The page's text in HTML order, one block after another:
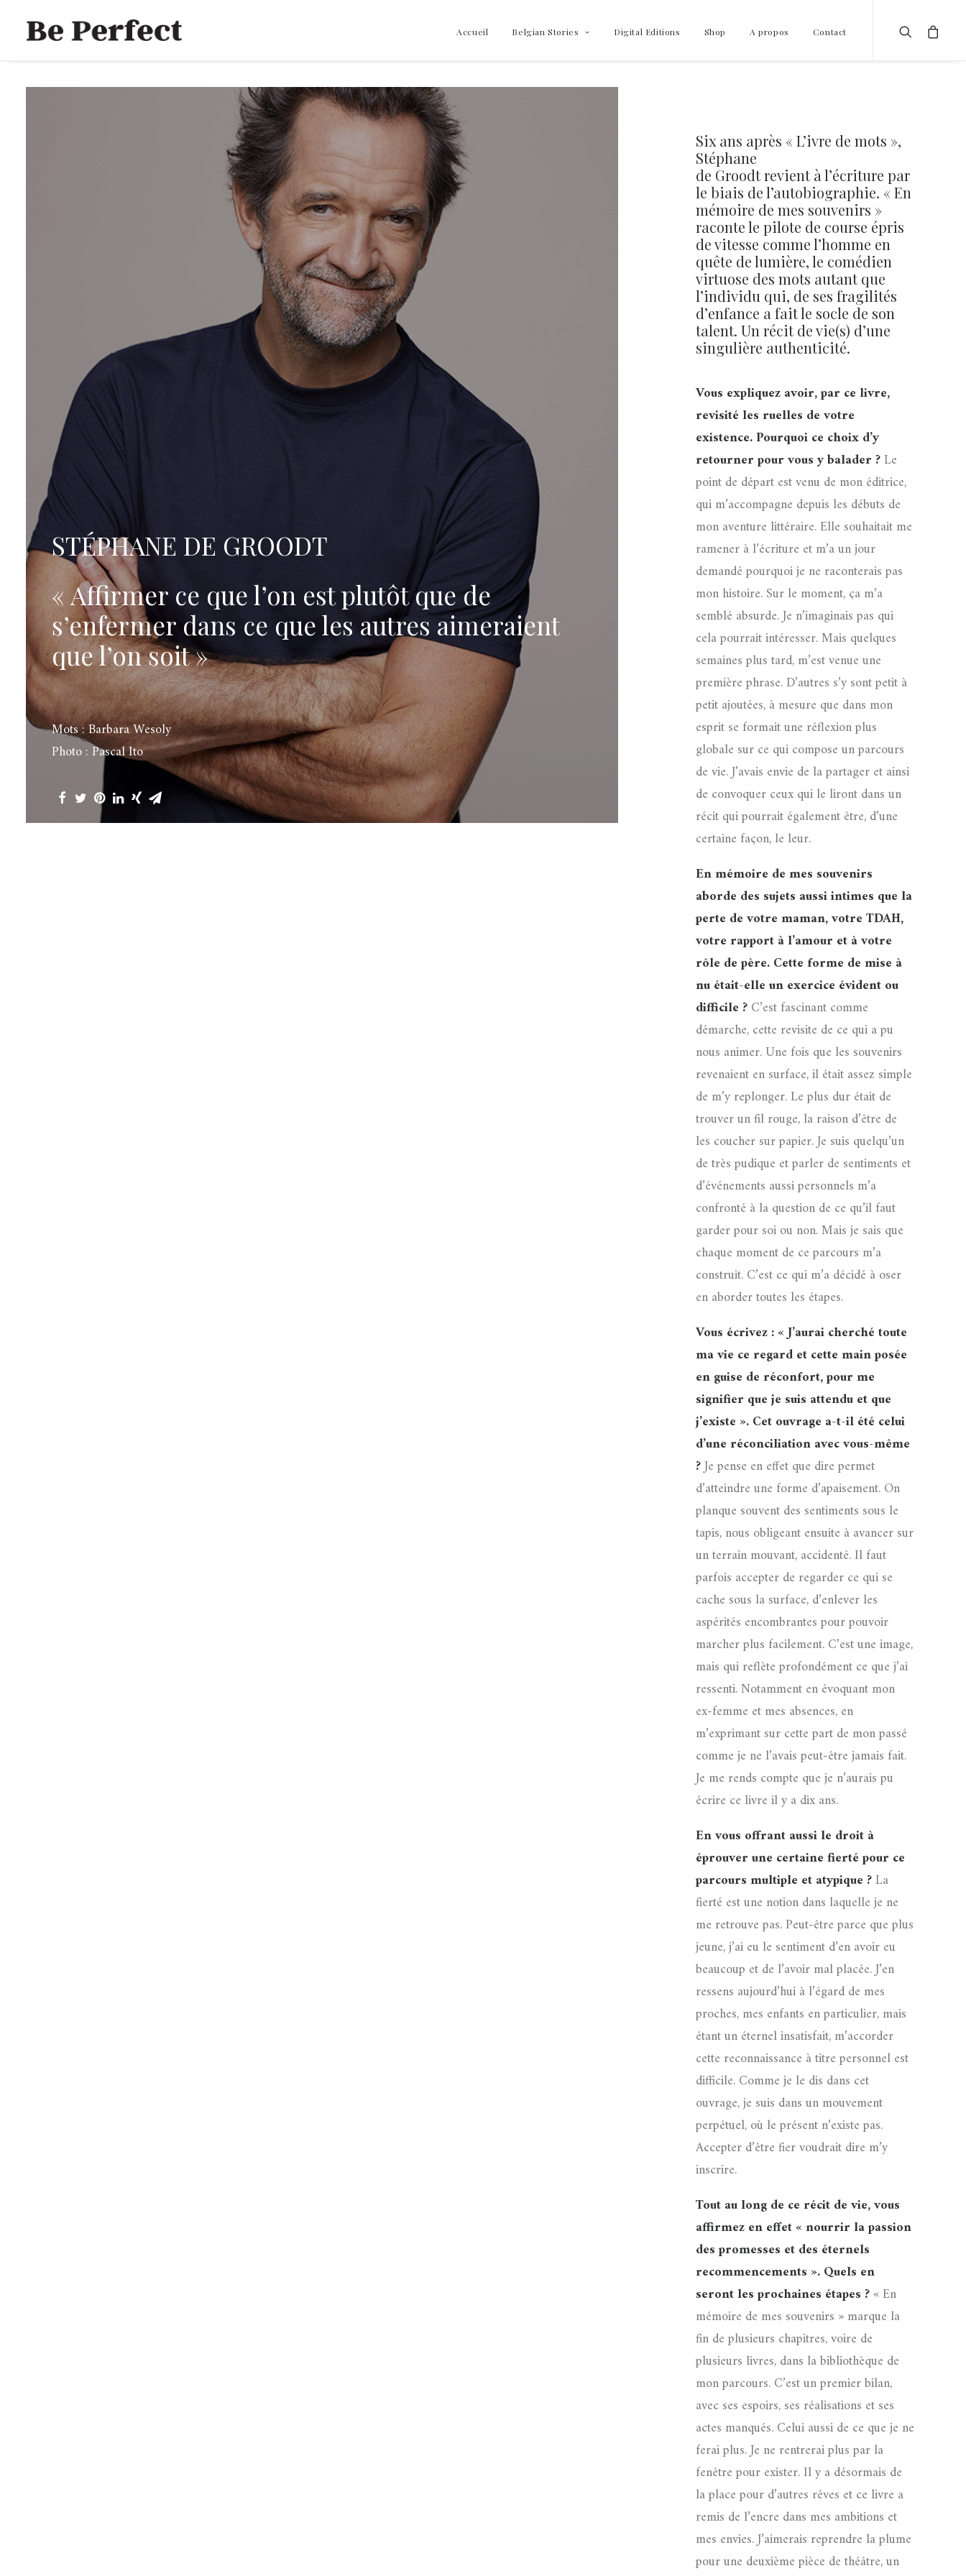
Accueil Belgian Stories Digital Editions Shop A propos Contact
STÉPHANE DE GROODT
« Affirmer ce que l’on est plutôt que de
s’enfermer dans ce que les autres aimeraient
que l’on soit »
Mots : Barbara Wesoly
Photo : Pascal Ito
Six ans après « L’ivre de mots »,
Stéphane
de Groodt revient à l’écriture par
le biais de l’autobiographie. « En
mémoire de mes souvenirs »
raconte le pilote de course épris
de vitesse comme l’homme en
quête de lumière, le comédien
virtuose des mots autant que
l’individu qui, de ses fragilités
d’enfance a fait le socle de son
talent. Un récit de vie(s) d’une
singulière authenticité.
Vous expliquez avoir, par ce livre,
revisité les ruelles de votre
existence. Pourquoi ce choix d’y
retourner pour vous y balader ?Le
point de départ est venu de mon éditrice,
qui m’accompagne depuis les débuts de
mon aventure littéraire. Elle souhaitait me
ramener à l’écriture et m’a un jour
demandé pourquoi je ne raconterais pas
mon histoire. Sur le moment, ça m’a
semblé absurde. Je n’imaginais pas qui
cela pourrait intéresser. Mais quelques
semaines plus tard, m’est venue une
première phrase. D’autres s’y sont petit à
petit ajoutées, à mesure que dans mon
esprit se formait une réflexion plus
globale sur ce qui compose un parcours
de vie. J’avais envie de la partager et ainsi
de convoquer ceux qui le liront dans un
récit qui pourrait également être, d’une
certaine façon, le leur.
En mémoire de mes souvenirs
aborde des sujets aussi intimes que la
perte de votre maman, votre TDAH,
votre rapport à l’amour et à votre
rôle de père. Cette forme de mise à
nu était-elle un exercice évident ou
difficile ?C’est fascinant comme
démarche, cette revisite de ce qui a pu
nous animer. Une fois que les souvenirs
revenaient en surface, il était assez simple
de m’y replonger. Le plus dur était de
trouver un fil rouge, la raison d’être de
les coucher sur papier. Je suis quelqu’un
de très pudique et parler de sentiments et
d’événements aussi personnels m’a
confronté à la question de ce qu’il faut
garder pour soi ou non. Mais je sais que
chaque moment de ce parcours m’a
construit. C’est ce qui m’a décidé à oser
en aborder toutes les étapes.
Vous écrivez : « J’aurai cherché toute
ma vie ce regard et cette main posée
en guise de réconfort, pour me
signifier que je suis attendu et que
j’existe ». Cet ouvrage a-t-il été celui
d’une réconciliation avec vous-même
?Je pense en effet que dire permet
d’atteindre une forme d’apaisement. On
planque souvent des sentiments sous le
tapis, nous obligeant ensuite à avancer sur
un terrain mouvant, accidenté. Il faut
parfois accepter de regarder ce qui se
cache sous la surface, d’enlever les
aspérités encombrantes pour pouvoir
marcher plus facilement. C’est une image,
mais qui reflète profondément ce que j’ai
ressenti. Notamment en évoquant mon
ex-femme et mes absences, en
m’exprimant sur cette part de mon passé
comme je ne l’avais peut-être jamais fait.
Je me rends compte que je n’aurais pu
écrire ce livre il y a dix ans.
En vous offrant aussi le droit à
éprouver une certaine fierté pour ce
parcours multiple et atypique ?La
fierté est une notion dans laquelle je ne
me retrouve pas. Peut-être parce que plus
jeune, j’ai eu le sentiment d’en avoir eu
beaucoup et de l’avoir mal placée. J’en
ressens aujourd’hui à l’égard de mes
proches, mes enfants en particulier, mais
étant un éternel insatisfait, m’accorder
cette reconnaissance à titre personnel est
difficile. Comme je le dis dans cet
ouvrage, je suis dans un mouvement
perpétuel, où le présent n’existe pas.
Accepter d’être fier voudrait dire m’y
inscrire.
Tout au long de ce récit de vie, vous
affirmez en effet « nourrir la passion
des promesses et des éternels
recommencements ». Quels en
seront les prochaines étapes ?« En
mémoire de mes souvenirs » marque la
fin de plusieurs chapitres, voire de
plusieurs livres, dans la bibliothèque de
mon parcours. C’est un premier bilan,
avec ses espoirs, ses réalisations et ses
actes manqués. Celui aussi de ce que je ne
ferai plus. Je ne rentrerai plus par la
fenêtre pour exister. Il y a désormais de
la place pour d’autres rêves et ce livre a
remis de l’encre dans mes ambitions et
mes envies. J’aimerais reprendre la plume
pour une deuxième pièce de théâtre, un